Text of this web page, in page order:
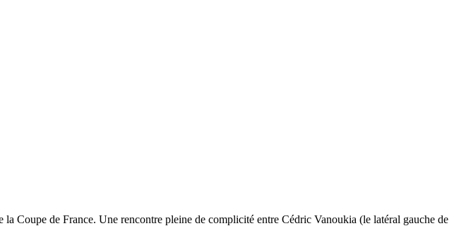
Coupe de France. Une rencontre pleine de complicité entre Cédric Vanoukia (le latéral gauche de